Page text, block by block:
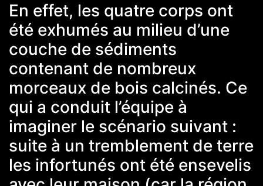
En effet, les quatre corps ont
été exhumés au milieu d’une
couche de sédiments
contenant de nombreux
morceaux de bois calcinés. Ce
qui a conduit l’équipe à
imaginer le scénario suivant :
suite à un tremblement de terre
les infortunés ont été ensevelis